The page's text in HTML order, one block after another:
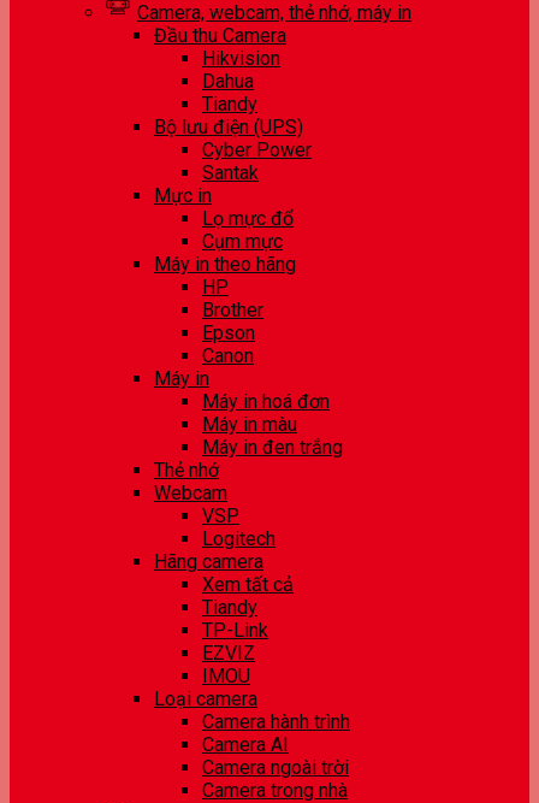
Camera, webcam, thẻ nhớ, máy in
Đầu thu Camera
Hikvision
Dahua
Tiandy
Bộ lưu điện (UPS)
Cyber Power
Santak
Mực in
Lọ mực đổ
Cụm mực
Máy in theo hãng
HP
Brother
Epson
Canon
Máy in
Máy in hoá đơn
Máy in màu
Máy in đen trắng
Thẻ nhớ
Webcam
VSP
Logitech
Hãng camera
Xem tất cả
Tiandy
TP-Link
EZVIZ
IMOU
Loại camera
Camera hành trình
Camera AI
Camera ngoài trời
Camera trong nhà